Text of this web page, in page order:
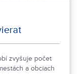
zvyšuje počet
a obciach